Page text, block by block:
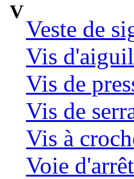
V
Veste de
Vis
Vis de
Vis de
Vis à
Voie d'arrêt